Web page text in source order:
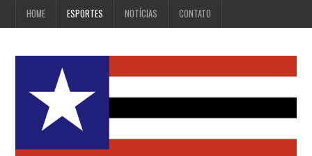
HOME ESPORTES NOTÍCIAS CONTATO